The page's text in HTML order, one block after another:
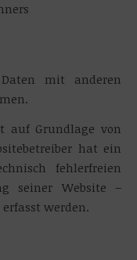
mit anderen
auf Grundlage von
hat ein
fehlerfreien
seiner Website –
werden.